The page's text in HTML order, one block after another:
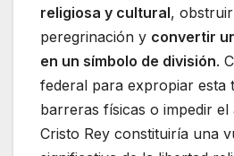
religiosa y cultural,
peregrinación y convertir
en un símbolo de división.
federal para expropiar esta
barreras físicas o impedir
Cristo Rey constituiría una